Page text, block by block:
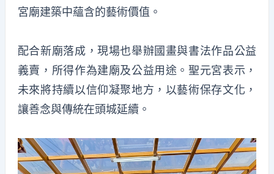
宮廟建築中蘊含的藝術價值。
配合新廟落成，現場也舉辦國畫與書法作品公益
義賣，所得作為建廟及公益用途。聖元宮表示，
未來將持續以信仰凝聚地方，以藝術保存文化，
讓善念與傳統在頭城延續。